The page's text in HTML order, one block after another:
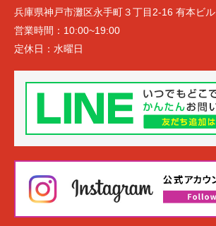
兵庫県神戸市灘区永手町３丁目2-16 有本ビル
営業時間： 10:00~19:00
定休日： 水曜日